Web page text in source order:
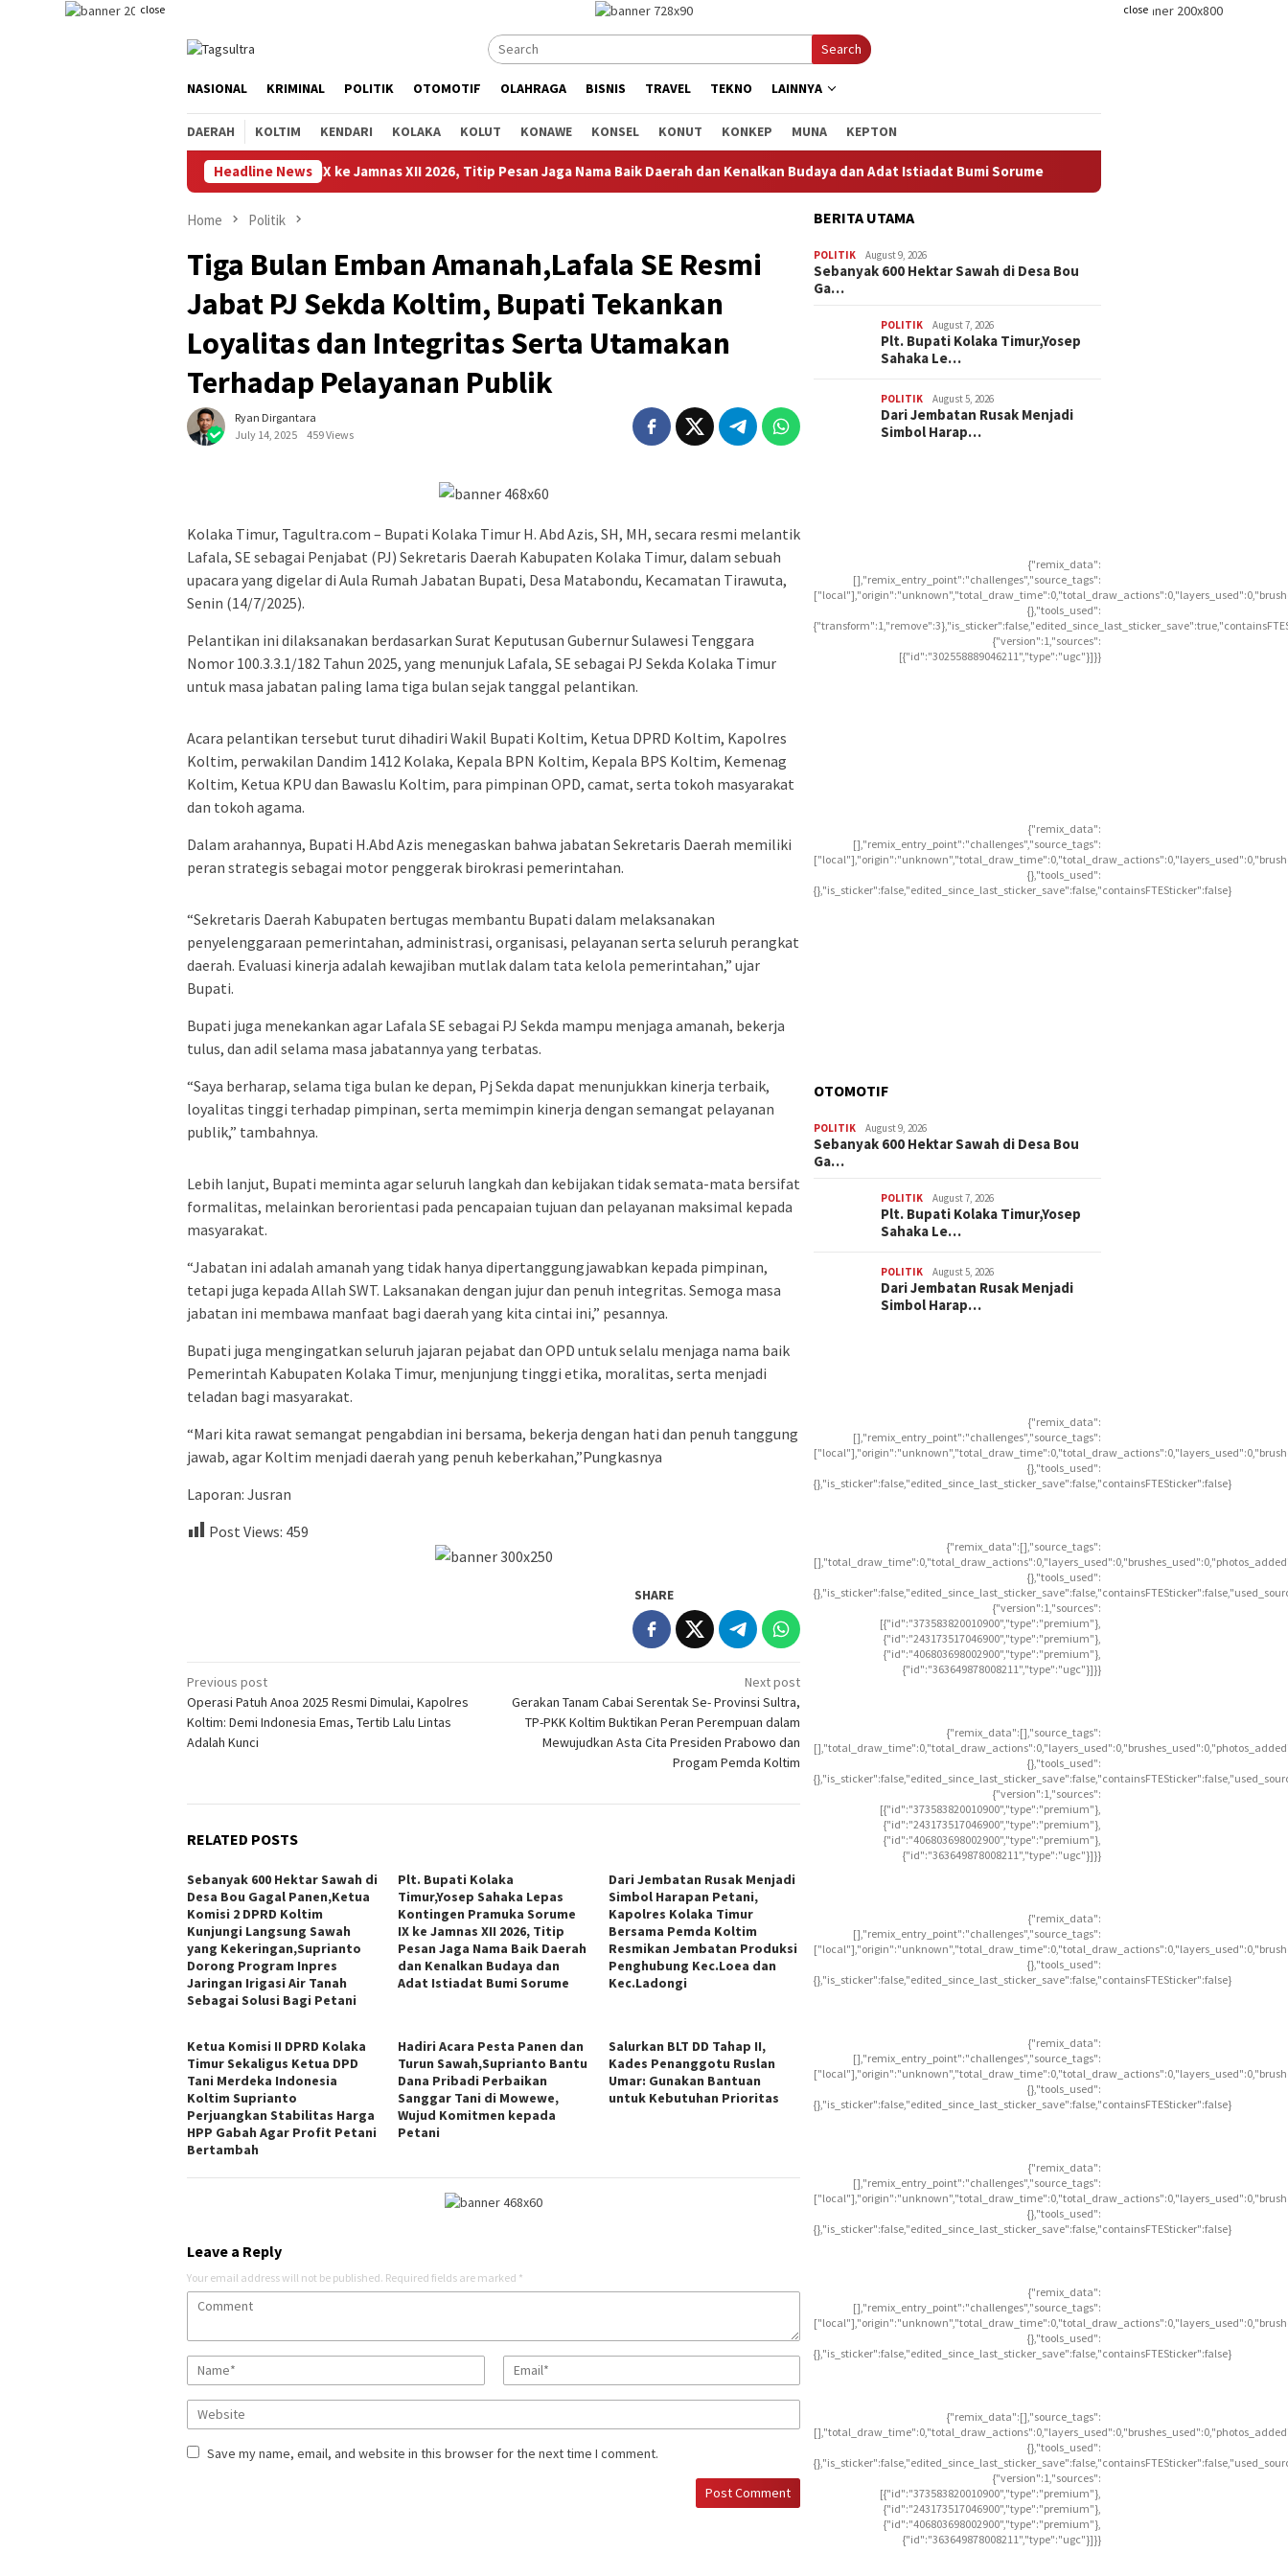
close close
Search
NASIONAL KRIMINAL POLITIK OTOMOTIF OLAHRAGA BISNIS TRAVEL TEKNO LAINNYA
DAERAH KOLTIM KENDARI KOLAKA KOLUT KONAWE KONSEL KONUT KONKEP MUNA KEPTON
Headline News
Pramuka Sorume IX ke Jamnas XII 2026, Titip Pesan Jaga Nama Baik Daerah dan Kenalkan Budaya dan Adat Istiadat Bumi Sorume Dari Jembatan Rusak Menjadi Simbol Harapan
Home Politik
Tiga Bulan Emban Amanah,Lafala SE Resmi
Jabat PJ Sekda Koltim, Bupati Tekankan
Loyalitas dan Integritas Serta Utamakan
Terhadap Pelayanan Publik
Ryan Dirgantara
July 14, 2025
459 Views
Kolaka Timur, Tagultra.com – Bupati Kolaka Timur H. Abd Azis, SH, MH, secara resmi melantik
Lafala, SE sebagai Penjabat (PJ) Sekretaris Daerah Kabupaten Kolaka Timur, dalam sebuah
upacara yang digelar di Aula Rumah Jabatan Bupati, Desa Matabondu, Kecamatan Tirawuta,
Senin (14/7/2025).
Pelantikan ini dilaksanakan berdasarkan Surat Keputusan Gubernur Sulawesi Tenggara
Nomor 100.3.3.1/182 Tahun 2025, yang menunjuk Lafala, SE sebagai PJ Sekda Kolaka Timur
untuk masa jabatan paling lama tiga bulan sejak tanggal pelantikan.
Acara pelantikan tersebut turut dihadiri Wakil Bupati Koltim, Ketua DPRD Koltim, Kapolres
Koltim, perwakilan Dandim 1412 Kolaka, Kepala BPN Koltim, Kepala BPS Koltim, Kemenag
Koltim, Ketua KPU dan Bawaslu Koltim, para pimpinan OPD, camat, serta tokoh masyarakat
dan tokoh agama.
Dalam arahannya, Bupati H.Abd Azis menegaskan bahwa jabatan Sekretaris Daerah memiliki
peran strategis sebagai motor penggerak birokrasi pemerintahan.
“Sekretaris Daerah Kabupaten bertugas membantu Bupati dalam melaksanakan
penyelenggaraan pemerintahan, administrasi, organisasi, pelayanan serta seluruh perangkat
daerah. Evaluasi kinerja adalah kewajiban mutlak dalam tata kelola pemerintahan,” ujar
Bupati.
Bupati juga menekankan agar Lafala SE sebagai PJ Sekda mampu menjaga amanah, bekerja
tulus, dan adil selama masa jabatannya yang terbatas.
“Saya berharap, selama tiga bulan ke depan, Pj Sekda dapat menunjukkan kinerja terbaik,
loyalitas tinggi terhadap pimpinan, serta memimpin kinerja dengan semangat pelayanan
publik,” tambahnya.
Lebih lanjut, Bupati meminta agar seluruh langkah dan kebijakan tidak semata-mata bersifat
formalitas, melainkan berorientasi pada pencapaian tujuan dan pelayanan maksimal kepada
masyarakat.
“Jabatan ini adalah amanah yang tidak hanya dipertanggungjawabkan kepada pimpinan,
tetapi juga kepada Allah SWT. Laksanakan dengan jujur dan penuh integritas. Semoga masa
jabatan ini membawa manfaat bagi daerah yang kita cintai ini,” pesannya.
Bupati juga mengingatkan seluruh jajaran pejabat dan OPD untuk selalu menjaga nama baik
Pemerintah Kabupaten Kolaka Timur, menjunjung tinggi etika, moralitas, serta menjadi
teladan bagi masyarakat.
“Mari kita rawat semangat pengabdian ini bersama, bekerja dengan hati dan penuh tanggung
jawab, agar Koltim menjadi daerah yang penuh keberkahan,”Pungkasnya
Laporan: Jusran
Post Views: 459
SHARE
Post
navigation
Previous post
Operasi Patuh Anoa 2025 Resmi Dimulai, Kapolres
Koltim: Demi Indonesia Emas, Tertib Lalu Lintas
Adalah Kunci
Next post
Gerakan Tanam Cabai Serentak Se- Provinsi Sultra,
TP-PKK Koltim Buktikan Peran Perempuan dalam
Mewujudkan Asta Cita Presiden Prabowo dan
Progam Pemda Koltim
RELATED POSTS
Sebanyak 600 Hektar Sawah di
Desa Bou Gagal Panen,Ketua
Komisi 2 DPRD Koltim
Kunjungi Langsung Sawah
yang Kekeringan,Suprianto
Dorong Program Inpres
Jaringan Irigasi Air Tanah
Sebagai Solusi Bagi Petani
Plt. Bupati Kolaka
Timur,Yosep Sahaka Lepas
Kontingen Pramuka Sorume
IX ke Jamnas XII 2026, Titip
Pesan Jaga Nama Baik Daerah
dan Kenalkan Budaya dan
Adat Istiadat Bumi Sorume
Dari Jembatan Rusak Menjadi
Simbol Harapan Petani,
Kapolres Kolaka Timur
Bersama Pemda Koltim
Resmikan Jembatan Produksi
Penghubung Kec.Loea dan
Kec.Ladongi
Ketua Komisi II DPRD Kolaka
Timur Sekaligus Ketua DPD
Tani Merdeka Indonesia
Koltim Suprianto
Perjuangkan Stabilitas Harga
HPP Gabah Agar Profit Petani
Bertambah
Hadiri Acara Pesta Panen dan
Turun Sawah,Suprianto Bantu
Dana Pribadi Perbaikan
Sanggar Tani di Mowewe,
Wujud Komitmen kepada
Petani
Salurkan BLT DD Tahap II,
Kades Penanggotu Ruslan
Umar: Gunakan Bantuan
untuk Kebutuhan Prioritas
Leave a Reply
Your email address will not be published. Required fields are marked *
Save my name, email, and website in this browser for the next time I comment.
BERITA UTAMA
POLITIK August 9, 2026
Sebanyak 600 Hektar Sawah di Desa Bou
Ga…
POLITIK August 7, 2026
Plt. Bupati Kolaka Timur,Yosep
Sahaka Le…
POLITIK August 5, 2026
Dari Jembatan Rusak Menjadi
Simbol Harap…
{"remix_data":
[],"remix_entry_point":"challenges","source_tags":
{},"tools_used":
{"version":1,"sources":
[{"id":"302558889046211","type":"ugc"}]}}
{"remix_data":
[],"remix_entry_point":"challenges","source_tags":
{},"tools_used":
{},"is_sticker":false,"edited_since_last_sticker_save":false,"containsFTESticker":false}
OTOMOTIF
POLITIK August 9, 2026
Sebanyak 600 Hektar Sawah di Desa Bou
Ga…
POLITIK August 7, 2026
Plt. Bupati Kolaka Timur,Yosep
Sahaka Le…
POLITIK August 5, 2026
Dari Jembatan Rusak Menjadi
Simbol Harap…
{"remix_data":
[],"remix_entry_point":"challenges","source_tags":
{},"tools_used":
{},"is_sticker":false,"edited_since_last_sticker_save":false,"containsFTESticker":false}
{"remix_data":[],"source_tags":
{},"tools_used":
{"version":1,"sources":
[{"id":"373583820010900","type":"premium"},
{"id":"243173517046900","type":"premium"},
{"id":"406803698002900","type":"premium"},
{"id":"363649878008211","type":"ugc"}]}}
{"remix_data":[],"source_tags":
{},"tools_used":
{"version":1,"sources":
[{"id":"373583820010900","type":"premium"},
{"id":"243173517046900","type":"premium"},
{"id":"406803698002900","type":"premium"},
{"id":"363649878008211","type":"ugc"}]}}
{"remix_data":
[],"remix_entry_point":"challenges","source_tags":
{},"tools_used":
{},"is_sticker":false,"edited_since_last_sticker_save":false,"containsFTESticker":false}
{"remix_data":
[],"remix_entry_point":"challenges","source_tags":
{},"tools_used":
{},"is_sticker":false,"edited_since_last_sticker_save":false,"containsFTESticker":false}
{"remix_data":
[],"remix_entry_point":"challenges","source_tags":
{},"tools_used":
{},"is_sticker":false,"edited_since_last_sticker_save":false,"containsFTESticker":false}
{"remix_data":
[],"remix_entry_point":"challenges","source_tags":
{},"tools_used":
{},"is_sticker":false,"edited_since_last_sticker_save":false,"containsFTESticker":false}
{"remix_data":[],"source_tags":
{},"tools_used":
{"version":1,"sources":
[{"id":"373583820010900","type":"premium"},
{"id":"243173517046900","type":"premium"},
{"id":"406803698002900","type":"premium"},
{"id":"363649878008211","type":"ugc"}]}}